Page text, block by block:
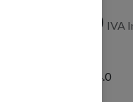
111,00 IVA
Existencias : 54.0